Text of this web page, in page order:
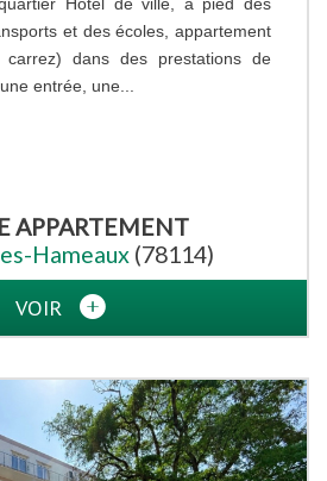
et des écoles, appartement
dans des prestations de
entrée, une...
APPARTEMENT
Hameaux (78114)
VOIR